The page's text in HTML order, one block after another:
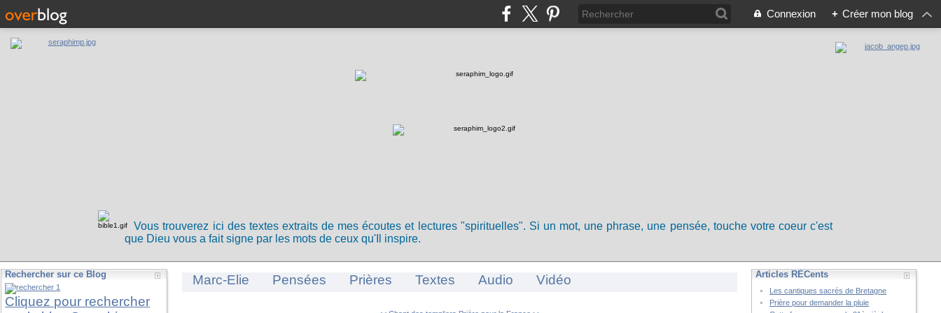
Connexion + Créer mon blog
Vous trouverez ici des textes extraits de mes écoutes et lectures "spirituelles". Si un mot, une phrase, une pensée, touche votre coeur c'est
que Dieu vous a fait signe par les mots de ceux qu'Il inspire.
Rechercher sur ce Blog
Cliquez pour rechercher
Marc-Elie Pensées Prières Textes Audio Vidéo Articles RÉCents
Les cantiques sacrés de Bretagne
Prière pour demander la pluie